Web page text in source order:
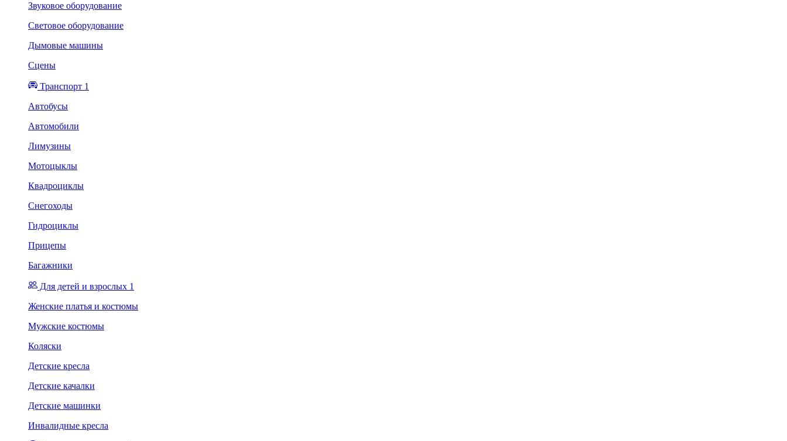
Звуковое оборудование
Световое оборудование
Дымовые машины
Сцены
Транспорт 1
Автобусы
Автомобили
Лимузины
Мотоцыклы
Квадроциклы
Снегоходы
Гидроциклы
Прицепы
Багажники
Для детей и взрослых 1
Женские платья и костюмы
Мужские костюмы
Коляски
Детские кресла
Детские качалки
Детские машинки
Инвалидные кресла